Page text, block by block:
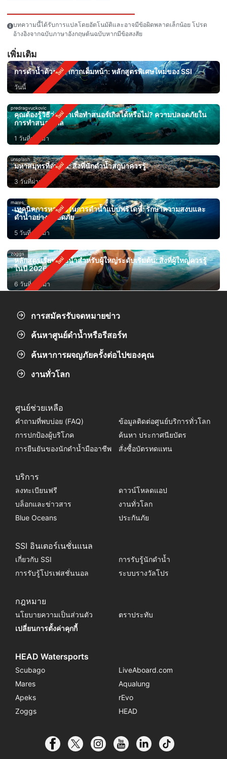
บทความนี้ได้รับการแปลโดยอัตโนมัติและอาจมีข้อผิดพลาดเล็กน้อย โปรด
อ้างอิงจากฉบับภาษาอังกฤษต้นฉบับหากมีข้อสงสัย
เพิ่มเติม
การดำน้ำด้วยหน้ากากเต็มหน้า: หลักสูตรพิเศษใหม่ของ SSI
วันนี้
predragvuckovic
คุณต้องรู้วิธีว่ายน้ำเพื่อทำสนอร์เกิลได้หรือไม่? ความปลอดภัยใน
การทำสนอร์เกิล
1 วันที่ผ่านมา
unsplash
มหาสมุทรที่อุ่นขึ้น: สิ่งที่นักดำน้ำสกูบาควรรู้
3 วันที่ผ่านมา
mares
เทคนิคการหายใจในการดำน้ำแบบฟรีไดฟ์: รักษาความสงบและ
ดำน้ำอย่างปลอดภัย
5 วันที่ผ่านมา
zoggs
หลักสูตรเรียนว่ายน้ำสำหรับผู้ใหญ่ระดับเริ่มต้น: สิ่งที่ผู้ใหญ่ควรรู้
ในปี 2026
6 วันที่ผ่านมา
การสมัครรับจดหมายข่าว
ค้นหาศูนย์ดำน้ำหรือรีสอร์ท
ค้นหาการผจญภัยครั้งต่อไปของคุณ
งานทั่วโลก
ศูนย์ช่วยเหลือ
คำถามที่พบบ่อย (FAQ)
ข้อมูลติดต่อศูนย์บริการทั่วโลก
การปกป้องผู้บริโภค
ค้นหา ประกาศนียบัตร
การยืนยันของนักดำน้ำมืออาชีพ
สั่งซื้อบัตรทดแทน
บริการ
ลงทะเบียนฟรี
ดาวน์โหลดแอป
บล็อกและข่าวสาร
งานทั่วโลก
Blue Oceans
ประกันภัย
SSI อินเตอร์เนชั่นแนล
เกี่ยวกับ SSI
การรับรู้นักดำน้ำ
การรับรู้โปรเฟสชั่นนอล
ระบบรางวัลโปร
กฎหมาย
นโยบายความเป็นส่วนตัว
ตราประทับ
เปลี่ยนการตั้งค่าคุกกี้
HEAD Watersports
Scubago
LiveAboard.com
Mares
Aqualung
Apeks
rEvo
Zoggs
HEAD